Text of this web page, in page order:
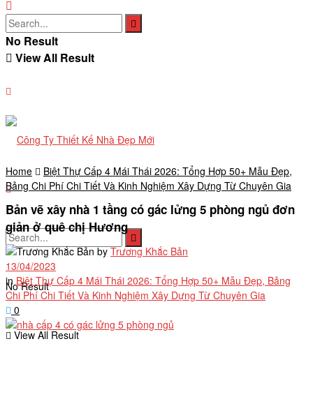
No Result
View All Result
No Result
View All Result
Home
Biệt Thự Cấp 4 Mái Thái 2026: Tổng Hợp 50+ Mẫu Đẹp,
Bảng Chi Phí Chi Tiết Và Kinh Nghiệm Xây Dựng Từ Chuyên Gia
Bản vẽ xây nhà 1 tầng có gác lửng 5 phòng ngủ đơn
giản ở quê chị Hương
by Trương Khắc Bản
13/04/2023
in Biệt Thự Cấp 4 Mái Thái 2026: Tổng Hợp 50+ Mẫu Đẹp, Bảng
Chi Phí Chi Tiết Và Kinh Nghiệm Xây Dựng Từ Chuyên Gia
0